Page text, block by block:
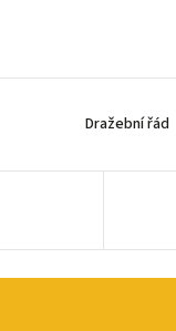
Dražební řád